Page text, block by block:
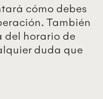
cómo debes
También
horario de
duda que